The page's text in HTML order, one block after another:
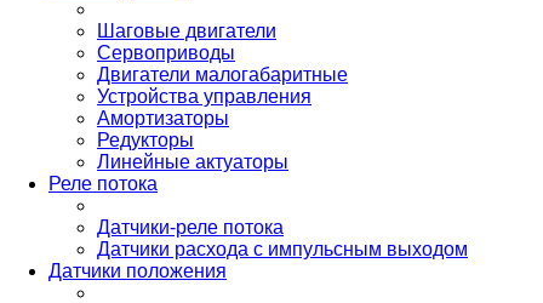
Шаговые двигатели
Сервоприводы
Двигатели малогабаритные
Устройства управления
Амортизаторы
Редукторы
Линейные актуаторы
Реле потока
Датчики-реле потока
Датчики расхода с импульсным выходом
Датчики положения